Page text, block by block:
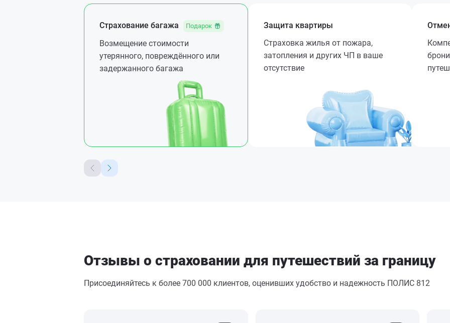
Страхование багажа Подарок
Возмещение стоимости
утерянного, повреждённого или
задержанного багажа
Защита квартиры
Страховка жилья от пожара,
затопления и других ЧП в ваше
отсутствие
Отзывы о страховании для путешествий за границу
Присоединяйтесь к более 700 000 клиентов, оценивших удобство и надежность ПОЛИС 812